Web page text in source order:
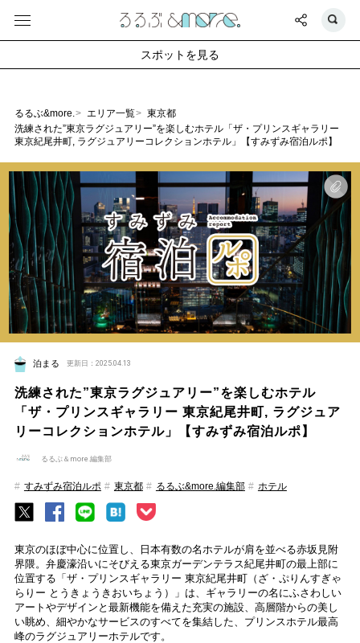
るるぶ&more. エリア一覧
東京都
洗練された”東京ラグジュアリー”を楽しむホテル「ザ・プリンスギャラリー
東京紀尾井町, ラグジュアリーコレクションホテル」【すみずみ宿泊ルポ】
泊まる 更新日：2025.04.13
洗練された”東京ラグジュアリー”を楽しむホテル
「ザ・プリンスギャラリー 東京紀尾井町, ラグジュア
リーコレクションホテル」【すみずみ宿泊ルポ】
るるぶ＆more.編集部
すみずみ宿泊ルポ 東京都 るるぶ&more.編集部 ホテル
東京のほぼ中心に位置し、日本有数の名ホテルが肩を並べる赤坂見附
界隈。弁慶濠沿いにそびえる東京ガーデンテラス紀尾井町の最上部に
位置する「ザ・プリンスギャラリー 東京紀尾井町（ざ・ぷりんすぎゃ
らりー とうきょうきおいちょう）」は、ギャラリーの名にふさわしい
アートやデザインと最新機能を備えた充実の施設、高層階からの美し
い眺め、細やかなサービスのすべてを集結した、プリンスホテル最高
峰のラグジュアリーホテルです。
スポットを見る